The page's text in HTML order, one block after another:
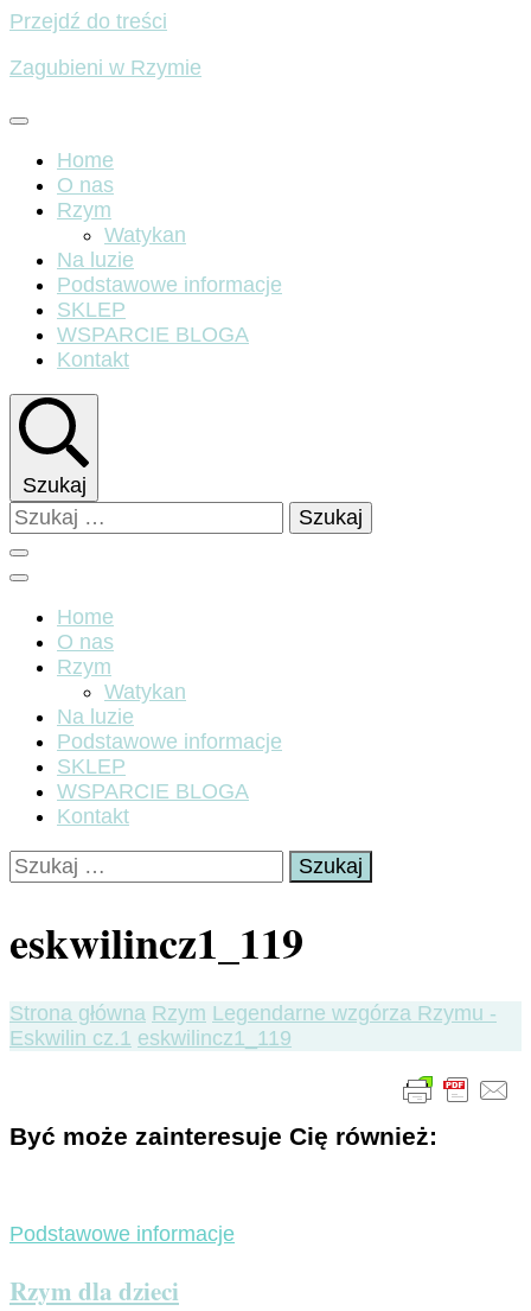
Przejdź do treści
Zagubieni w Rzymie
Home
O nas
Rzym
Watykan
Na luzie
Podstawowe informacje
SKLEP
WSPARCIE BLOGA
Kontakt
Szukaj
Szukaj:
Home
O nas
Rzym
Watykan
Na luzie
Podstawowe informacje
SKLEP
WSPARCIE BLOGA
Kontakt
Szukaj:
eskwilincz1_119
Strona główna Rzym Legendarne wzgórza Rzymu -
Eskwilin cz.1 eskwilincz1_119
Być może zainteresuje Cię również:
Podstawowe informacje
Rzym dla dzieci